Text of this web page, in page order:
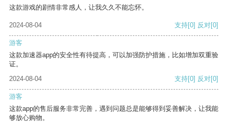
这款游戏的剧情非常感人，让我久久不能忘怀。
2024-08-04 支持[0] 反对[0]
游客
这款加速器app的安全性有待提高，可以加强防护措施，比如增加双重验
证。
2024-08-04
支持[0] 反对[0]
游客
这款app的售后服务非常完善，遇到问题总是能够得到妥善解决，让我能
够放心购物。